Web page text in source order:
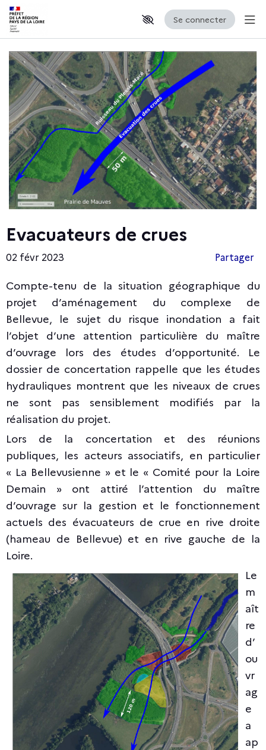
Aller au contenu principal
Paramètres d'accessibilité
Se connecter
Evacuateurs de crues
02 févr 2023 Partager
Compte-tenu de la situation géographique du
projet d’aménagement du complexe de
Bellevue, le sujet du risque inondation a fait
l’objet d’une attention particulière du maître
d’ouvrage lors des études d’opportunité. Le
dossier de concertation rappelle que les études
hydrauliques montrent que les niveaux de crues
ne sont pas sensiblement modifiés par la
réalisation du projet.
Lors de la concertation et des réunions
publiques, les acteurs associatifs, en particulier
« La Bellevusienne » et le « Comité pour la Loire
Demain » ont attiré l’attention du maître
d’ouvrage sur la gestion et le fonctionnement
actuels des évacuateurs de crue en rive droite
(hameau de Bellevue) et en rive gauche de la
Loire.
Le
m
aît
re
d’
ou
vr
ag
e
a
ap